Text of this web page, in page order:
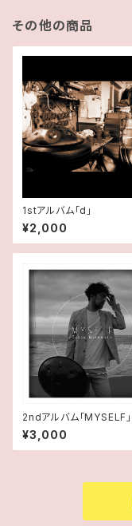
その他の商品
1stアルバム「d」
¥2,000
2ndアルバム「MYSELF」
¥3,000